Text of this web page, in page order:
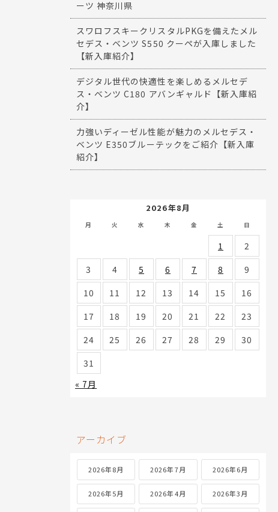
ーツ 神奈川県
スワロフスキークリスタルPKGを備えたメル
セデス・ベンツ S550 クーペが入庫しました
【新入庫紹介】
デジタル世代の快適性を楽しめるメルセデ
ス・ベンツ C180 アバンギャルド【新入庫紹
介】
力強いディーゼル性能が魅力のメルセデス・
ベンツ E350ブルーテックをご紹介【新入庫
紹介】
2026年8月
月 火 水 木 金 土 日
1
2
3
4 5 6 7 8
9
10
11 12 13 14 15
16
17
18 19 20 21 22
23
24
25 26 27 28 29
30
31
« 7月
アーカイブ
2026年8月 2026年7月 2026年6月
2026年5月 2026年4月 2026年3月